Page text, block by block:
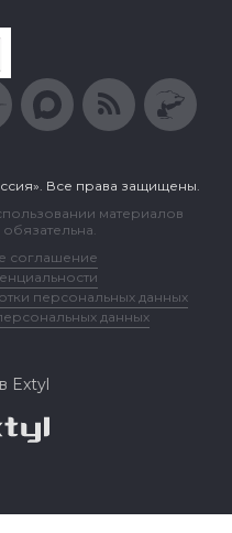
Все права защищены.
материалов
соглашение
персональных данных
данных
Extyl